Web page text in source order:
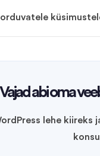
Vajad abi oma
lehe